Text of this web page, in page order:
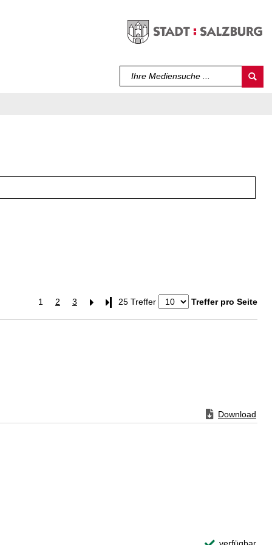
Sprache auswählen
1 2 3 Letzte Seite
25 Treffer Treffer pro Seite
Zum Download
Download